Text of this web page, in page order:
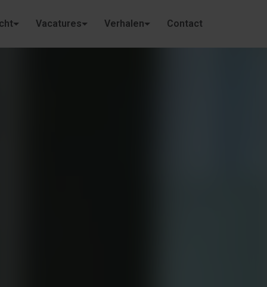
Vacatures Verhalen Contact